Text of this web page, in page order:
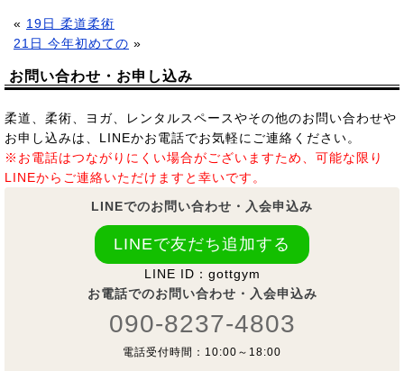
« 19日 柔道柔術
21日 今年初めての »
お問い合わせ・お申し込み
柔道、柔術、ヨガ、レンタルスペースやその他のお問い合わせや
お申し込みは、LINEかお電話でお気軽にご連絡ください。
※お電話はつながりにくい場合がございますため、可能な限り
LINEからご連絡いただけますと幸いです。
LINEでのお問い合わせ・入会申込み
LINEで友だち追加する
LINE ID：gottgym
お電話でのお問い合わせ・入会申込み
090-8237-4803
電話受付時間：10:00～18:00